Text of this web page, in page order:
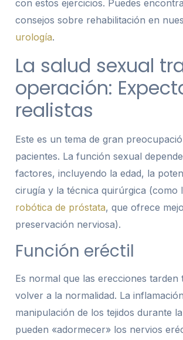
con estos ejercicios. Puedes
consejos sobre rehabilitación en
urología.
La salud sexual
operación:
realistas
Este es un tema de gran
pacientes. La función sexual
factores, incluyendo la edad, la
cirugía y la técnica quirúrgica (como
robótica de próstata, que ofrece
preservación nerviosa).
Función eréctil
Es normal que las erecciones tarden
volver a la normalidad. La
manipulación de los tejidos durante
pueden «adormecer» los nervios